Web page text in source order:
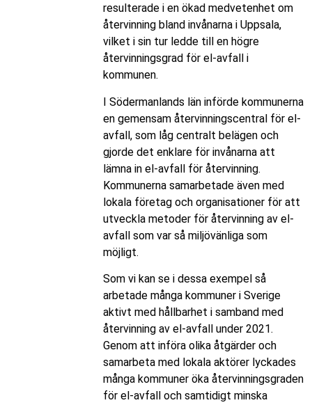
resulterade i en ökad medvetenhet om
återvinning bland invånarna i Uppsala,
vilket i sin tur ledde till en högre
återvinningsgrad för el-avfall i
kommunen.
I Södermanlands län införde kommunerna
en gemensam återvinningscentral för el-
avfall, som låg centralt belägen och
gjorde det enklare för invånarna att
lämna in el-avfall för återvinning.
Kommunerna samarbetade även med
lokala företag och organisationer för att
utveckla metoder för återvinning av el-
avfall som var så miljövänliga som
möjligt.
Som vi kan se i dessa exempel så
arbetade många kommuner i Sverige
aktivt med hållbarhet i samband med
återvinning av el-avfall under 2021.
Genom att införa olika åtgärder och
samarbeta med lokala aktörer lyckades
många kommuner öka återvinningsgraden
för el-avfall och samtidigt minska